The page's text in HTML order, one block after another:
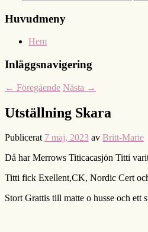
Huvudmeny
Hem
Inläggsnavigering
← Föregående Nästa →
Utställning Skara
Publicerat 7 maj, 2023 av Britt-Marie
Då har Merrows Titicacasjön Titti
Titti fick Exellent,CK, Nordic Cert
Stort Grattis till matte o husse och ett